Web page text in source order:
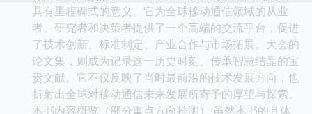
具有里程碑式的意义。它为全球移动通信领域的从业
者、研究者和决策者提供了一个高端的交流平台，促进
了技术创新、标准制定、产业合作与市场拓展。大会的
论文集，则成为记录这一历史时刻、传承智慧结晶的宝
贵文献。它不仅反映了当时最前沿的技术发展方向，也
折射出全球对移动通信未来发展所寄予的厚望与探索。
本书内容概览（部分重点方向推测） 虽然本书的具体